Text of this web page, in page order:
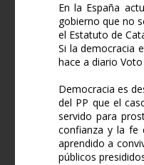
En la España
gobierno que no
el Estatuto de
Si la democracia
hace a diario
Democracia es
del PP que el
servido para
confianza y la fe
aprendido a
públicos